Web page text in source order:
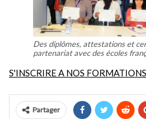
Des diplômes, attestations et
partenariat avec des écoles
S'INSCRIRE A NOS FORMATIONS
Partager